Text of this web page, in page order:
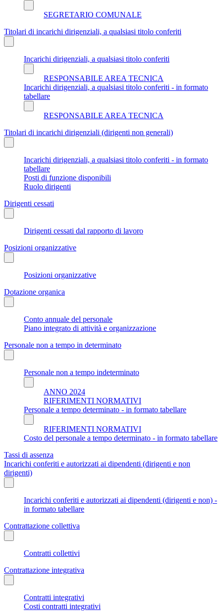
SEGRETARIO COMUNALE
Titolari di incarichi dirigenziali, a qualsiasi titolo conferiti
Incarichi dirigenziali, a qualsiasi titolo conferiti
RESPONSABILE AREA TECNICA
Incarichi dirigenziali, a qualsiasi titolo conferiti - in formato
tabellare
RESPONSABILE AREA TECNICA
Titolari di incarichi dirigenziali (dirigenti non generali)
Incarichi dirigenziali, a qualsiasi titolo conferiti - in formato
tabellare
Posti di funzione disponibili
Ruolo dirigenti
Dirigenti cessati
Dirigenti cessati dal rapporto di lavoro
Posizioni organizzative
Posizioni organizzative
Dotazione organica
Conto annuale del personale
Piano integrato di attività e organizzazione
Personale non a tempo in determinato
Personale non a tempo indeterminato
ANNO 2024
RIFERIMENTI NORMATIVI
Personale a tempo determinato - in formato tabellare
RIFERIMENTI NORMATIVI
Costo del personale a tempo determinato - in formato tabellare
Tassi di assenza
Incarichi conferiti e autorizzati ai dipendenti (dirigenti e non
dirigenti)
Incarichi conferiti e autorizzati ai dipendenti (dirigenti e non) -
in formato tabellare
Contrattazione collettiva
Contratti collettivi
Contrattazione integrativa
Contratti integrativi
Costi contratti integrativi